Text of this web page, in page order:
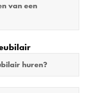
van een
huren?